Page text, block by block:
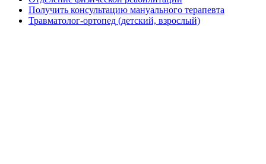
Получить консультацию мануального терапевта
Травматолог-ортопед (детский, взрослый)